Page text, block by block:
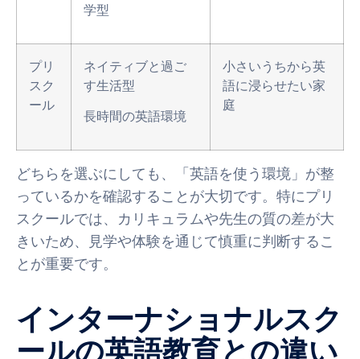
学型
プリ
スク
ール
ネイティブと過ご
す生活型
長時間の英語環境
小さいうちから英
語に浸らせたい家
庭
どちらを選ぶにしても、「英語を使う環境」が整
っているかを確認することが大切です。特にプリ
スクールでは、カリキュラムや先生の質の差が大
きいため、見学や体験を通じて慎重に判断するこ
とが重要です。
インターナショナルスク
ールの英語教育との違い